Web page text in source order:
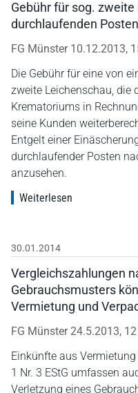
Gebühr für sog.
durchlaufenden
FG Münster 10.12.2013,
Die Gebühr für eine von
zweite Leichenschau, die
Krematoriums in
seine Kunden
Entgelt einer
durchlaufender Posten
anzusehen.
Weiterlesen
30.01.2014
Vergleichszahlungen
Gebrauchsmusters
Vermietung und
FG Münster 24.5.2013,
Einkünfte aus
1 Nr. 3 EStG umfassen
Verletzung eines